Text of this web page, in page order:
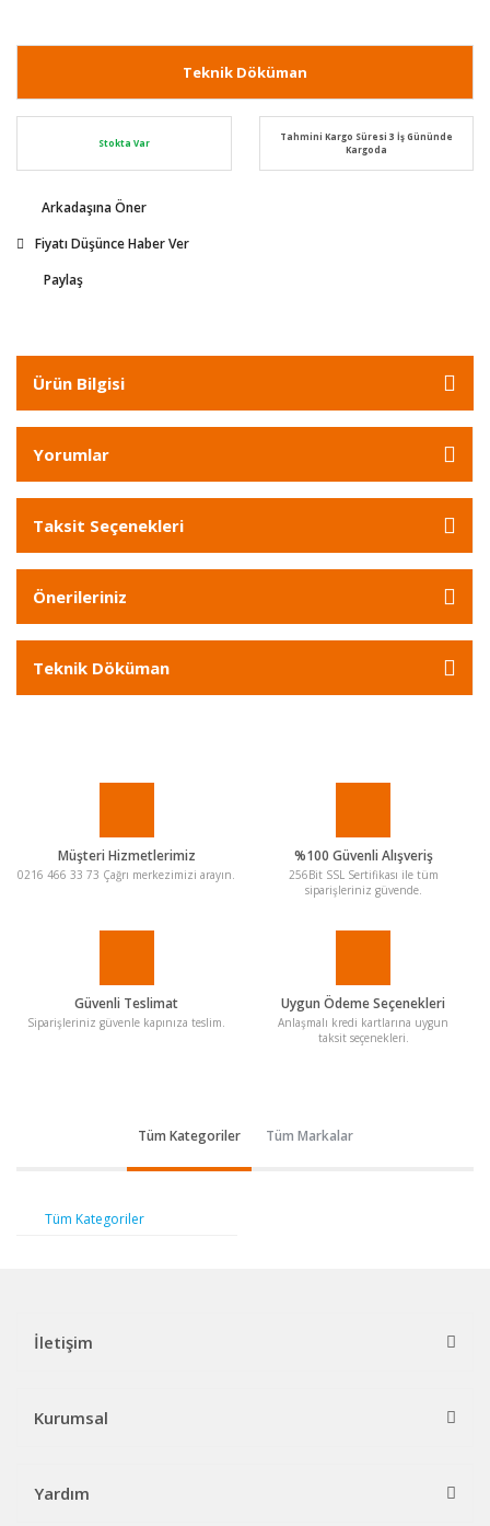
Teknik Döküman
Stokta Var
Tahmini Kargo Süresi 3 İş Gününde
Kargoda
Arkadaşına Öner
Fiyatı Düşünce Haber Ver
Paylaş
Ürün Bilgisi
Yorumlar
Taksit Seçenekleri
Önerileriniz
Teknik Döküman
Müşteri Hizmetlerimiz
0216 466 33 73 Çağrı merkezimizi arayın.
%100 Güvenli Alışveriş
256Bit SSL Sertifikası ile tüm
siparişleriniz güvende.
Güvenli Teslimat
Siparişleriniz güvenle kapınıza teslim.
Uygun Ödeme Seçenekleri
Anlaşmalı kredi kartlarına uygun
taksit seçenekleri.
Tüm Kategoriler Tüm Markalar
Tüm Kategoriler
İletişim
Kurumsal
Yardım